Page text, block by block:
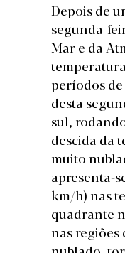
Depois de
segunda-
Mar e da
períodos
desta
sul,
descida da
muito
apresenta-
km/h) nas
quadrante
nas